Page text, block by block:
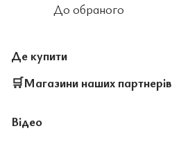
До обраного
Де купити
🛒Магазини наших партнерів
Відео